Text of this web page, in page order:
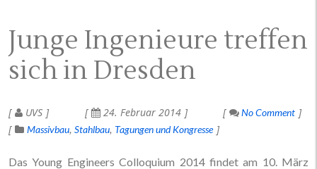
Junge Ingenieure treffen
sich in Dresden
UVS 24. Februar 2014
No Comment
Massivbau Stahlbau Tagungen und Kongresse
Das Young Engineers Colloquium 2014 findet am 10. März